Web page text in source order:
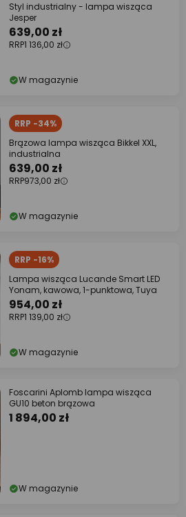
Styl industrialny - lampa wisząca
Jesper
639,00 zł
RRP1 136,00 zł
W magazynie
RRP -34%
Brązowa lampa wisząca Bikkel XXL,
industrialna
639,00 zł
RRP973,00 zł
W magazynie
RRP -16%
Lampa wisząca Lucande Smart LED
Yonam, kawowa, 1-punktowa, Tuya
954,00 zł
RRP1 139,00 zł
W magazynie
Foscarini Aplomb lampa wisząca
GU10 beton brązowa
1 894,00 zł
W magazynie